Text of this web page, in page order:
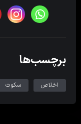
برچسب‌ها
اخلاص سکوت